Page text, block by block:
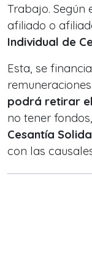
Trabajo. Según
afiliado o
Individual de
Esta, se
podrá retirar
no tener
Cesantía
con las